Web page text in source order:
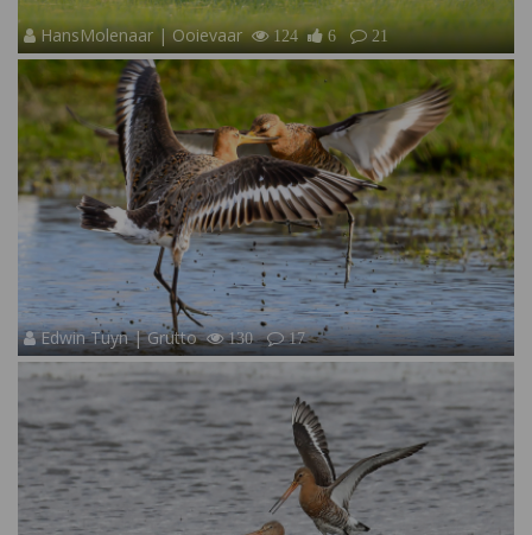
HansMolenaar | Ooievaar 124 6 21
Edwin Tuyn | Grutto 130 17